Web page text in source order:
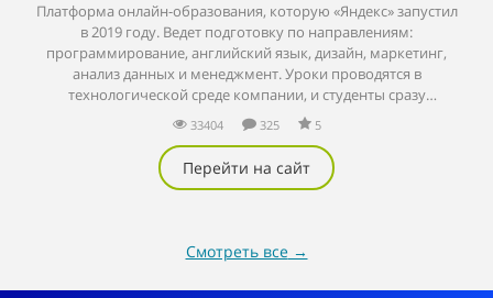
Платформа онлайн-образования, которую «Яндекс» запустил
в 2019 году. Ведет подготовку по направлениям:
программирование, английский язык, дизайн, маркетинг,
анализ данных и менеджмент. Уроки проводятся в
технологической среде компании, и студенты сразу
применяют новые знания на практике.
33404 325 5
Перейти на сайт
Смотреть все →